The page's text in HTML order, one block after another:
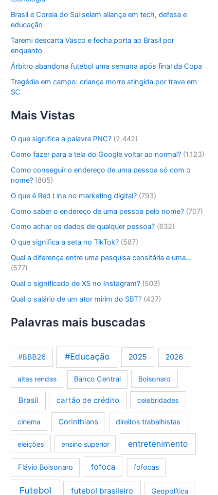
Brasil e Coreia do Sul selam aliança em tech, defesa e
educação
Taremi descarta Vasco e fecha porta ao Brasil por
enquanto
Árbitro abandona futebol uma semana após final da Copa
Tragédia em campo: criança morre atingida por trave em
SC
Mais Vistas
O que significa a palavra PNC? (2.442)
Como fazer para a tela do Google voltar ao normal? (1.123)
Como conseguir o endereço de uma pessoa só com o
nome? (805)
O que é Red Line no marketing digital? (793)
Como saber o endereço de uma pessoa pelo nome? (707)
Como achar os dados de qualquer pessoa? (632)
O que significa a seta no TikTok? (587)
Qual a diferença entre uma pesquisa censitária e uma…
(577)
Qual o significado de XS no Instagram? (503)
Qual o salário de um ator mirim do SBT? (437)
Palavras mais buscadas
#BBB26 #Educação 2025 2026
altas rendas Banco Central Bolsonaro
Brasil cartão de crédito celebridades
cinema Corinthians direitos trabalhistas
eleições ensino superior entretenimento
Flávio Bolsonaro fofoca fofocas
Futebol futebol brasileiro Geopolítica